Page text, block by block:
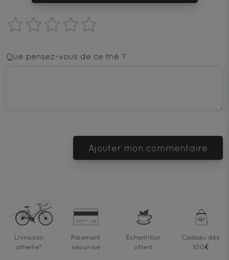
star
—
—
stars
Que pensez-vous de ce thé ?
Ajouter mon commentaire
Livraison
offerte*
Paiement
sécurisé
Échantillon
offert
Cadeau dès
100€